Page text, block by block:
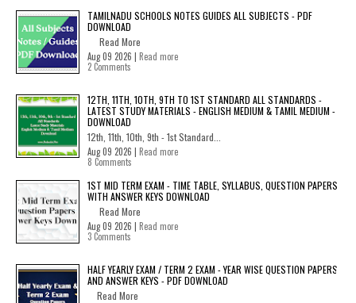
TAMILNADU SCHOOLS NOTES GUIDES ALL SUBJECTS - PDF
DOWNLOAD
Read More
Aug 09 2026 | Read more
2 Comments
12TH, 11TH, 10TH, 9TH TO 1ST STANDARD ALL STANDARDS -
LATEST STUDY MATERIALS - ENGLISH MEDIUM & TAMIL MEDIUM -
DOWNLOAD
12th, 11th, 10th, 9th - 1st Standard...
Aug 09 2026 | Read more
8 Comments
1ST MID TERM EXAM - TIME TABLE, SYLLABUS, QUESTION PAPERS
WITH ANSWER KEYS DOWNLOAD
Read More
Aug 09 2026 | Read more
3 Comments
HALF YEARLY EXAM / TERM 2 EXAM - YEAR WISE QUESTION PAPERS
AND ANSWER KEYS - PDF DOWNLOAD
Read More